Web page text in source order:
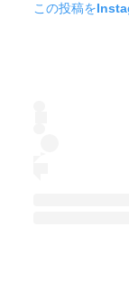
この投稿を